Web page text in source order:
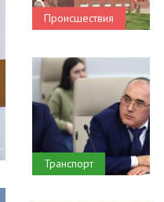
Происшествия
Транспорт